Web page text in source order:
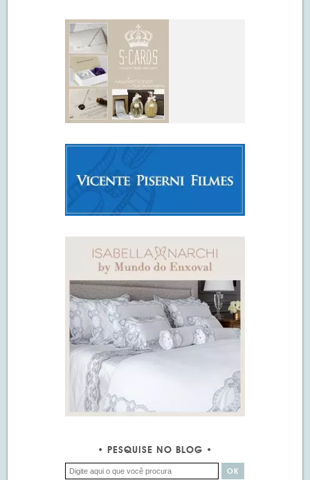
PESQUISE NO BLOG